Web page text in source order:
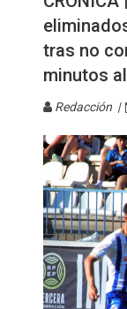
tras no
minutos
Redacción |